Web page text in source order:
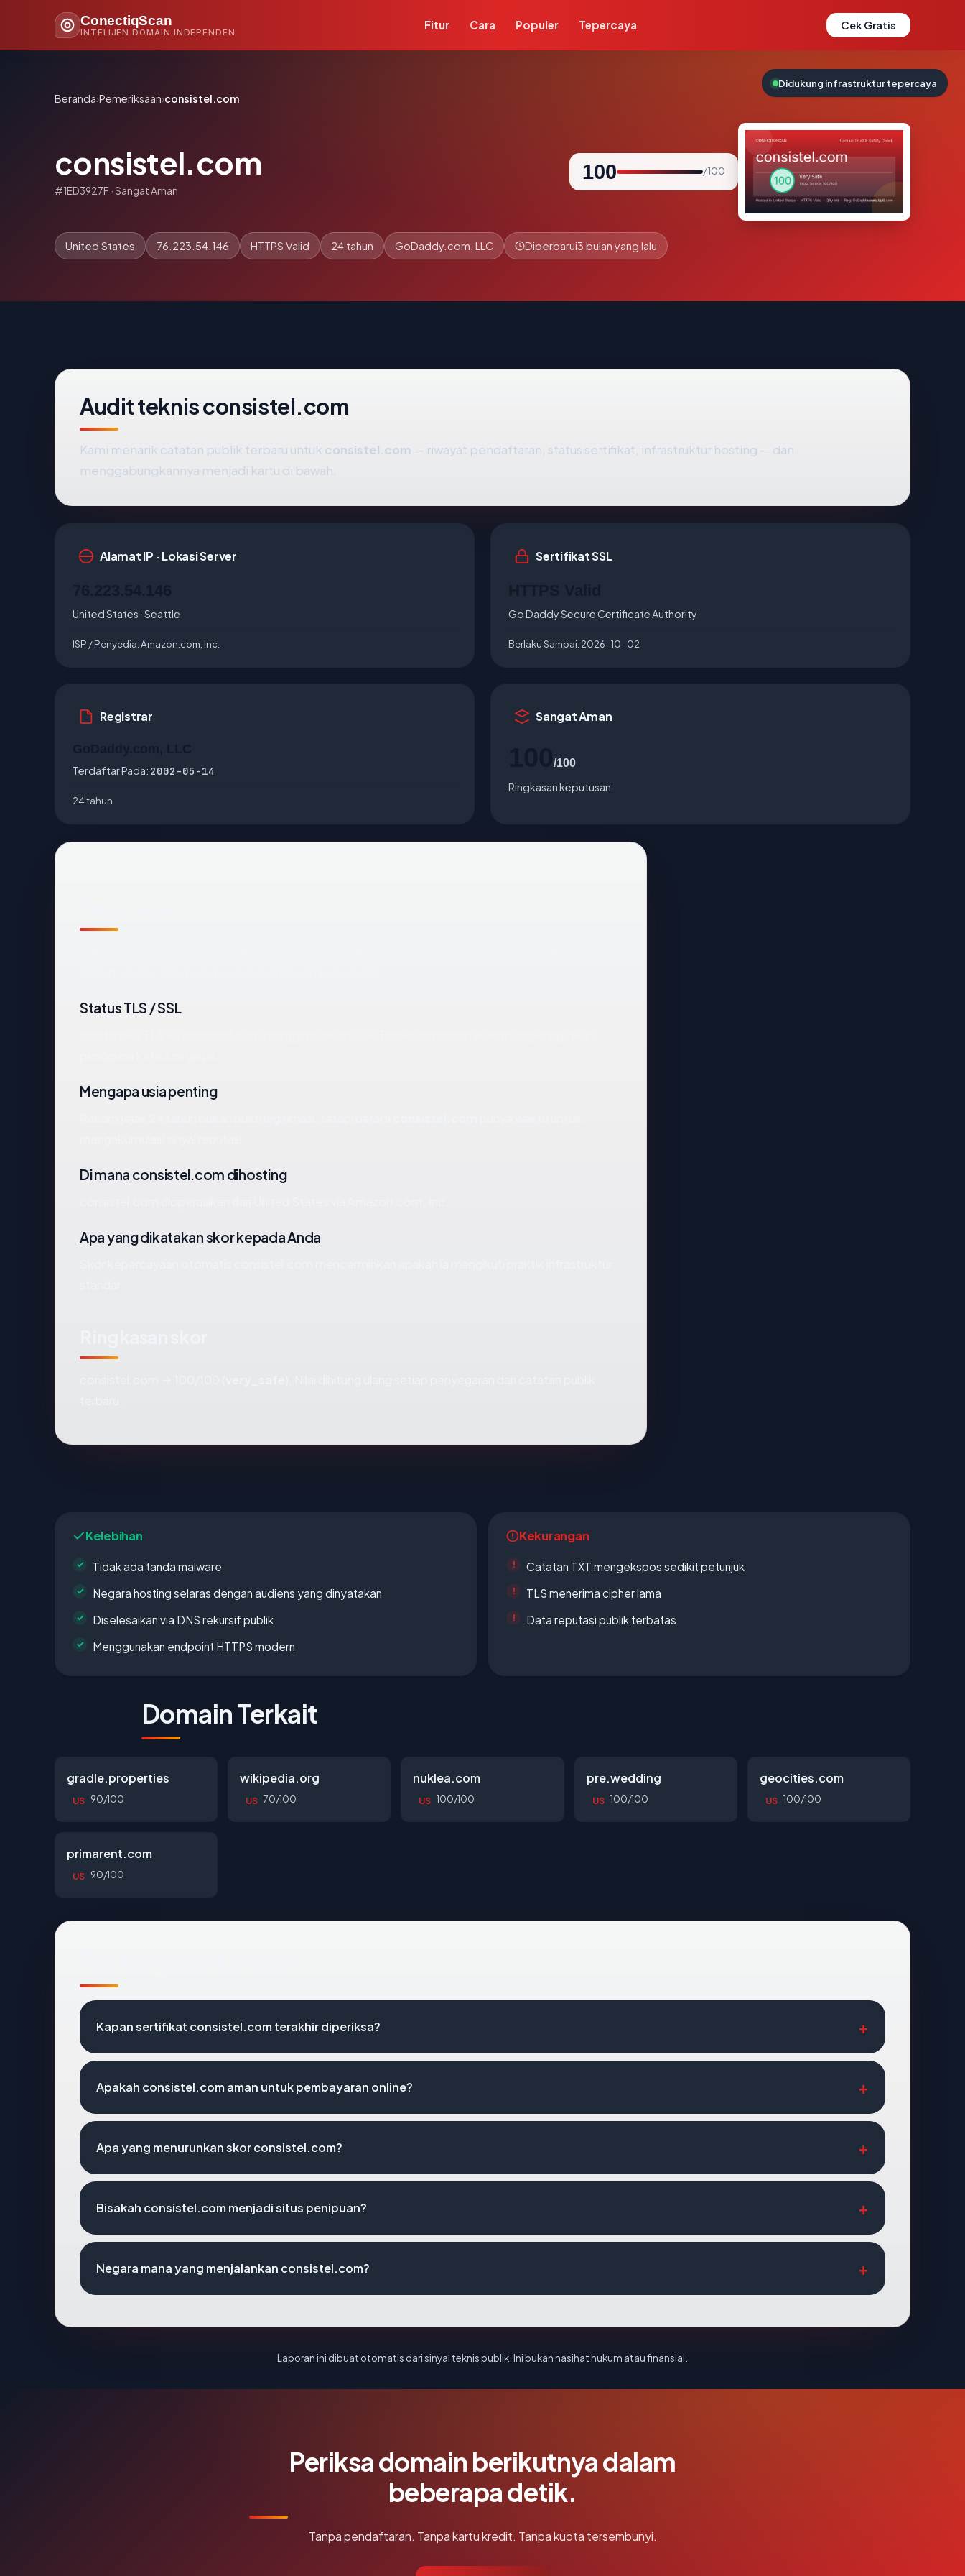
ConectiqScan
INTELIJEN DOMAIN INDEPENDEN
Fitur Cara Populer Tepercaya Cek Gratis
Beranda›Pemeriksaan›consistel.com
consistel.com
#1ED3927F · Sangat Aman
100 / 100
United States 76.223.54.146 HTTPS Valid 24 tahun GoDaddy.com, LLC Diperbarui3 bulan yang lalu
Audit teknis consistel.com
Kami menarik catatan publik terbaru untuk consistel.com — riwayat pendaftaran, status sertifikat, infrastruktur hosting — dan
menggabungkannya menjadi kartu di bawah.
Alamat IP · Lokasi Server
United States · Seattle
ISP / Penyedia:Amazon.com, Inc.
Sertifikat SSL
Go Daddy Secure Certificate Authority
Berlaku Sampai: 2026-10-02
Registrar
Terdaftar Pada: 2002-05-14
24 tahun
Sangat Aman
/100
Ringkasan keputusan
Status TLS / SSL
Mengapa usia penting
Di mana consistel.com dihosting
Apa yang dikatakan skor kepada Anda
Kelebihan
Tidak ada tanda malware
Negara hosting selaras dengan audiens yang dinyatakan
Diselesaikan via DNS rekursif publik
Menggunakan endpoint HTTPS modern
Kekurangan
Catatan TXT mengekspos sedikit petunjuk
TLS menerima cipher lama
Data reputasi publik terbatas
Domain Terkait
gradle.properties
US 90/100
wikipedia.org
US 70/100
nuklea.com
US 100/100
pre.wedding
US 100/100
geocities.com
US 100/100
primarent.com
US 90/100
Kapan sertifikat consistel.com terakhir diperiksa?
Apakah consistel.com aman untuk pembayaran online?
Apa yang menurunkan skor consistel.com?
Bisakah consistel.com menjadi situs penipuan?
Negara mana yang menjalankan consistel.com?
Laporan ini dibuat otomatis dari sinyal teknis publik. Ini bukan nasihat hukum atau finansial.
Periksa domain berikutnya dalam
beberapa detik.
Tanpa pendaftaran. Tanpa kartu kredit. Tanpa kuota tersembunyi.
Didukung infrastruktur tepercaya